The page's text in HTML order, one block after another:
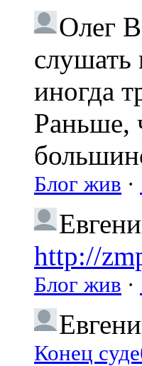
Олег
слушать
иногда
Раньше,
Блог жив ·
http://
Блог жив ·
Конец